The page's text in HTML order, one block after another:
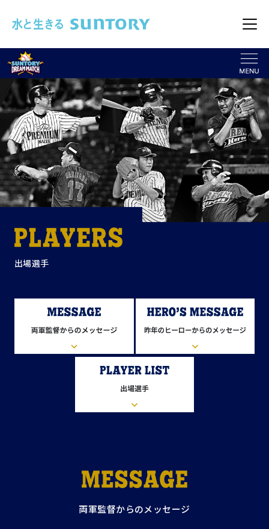
メニュ
出場選手
両軍監督からのメッセージ